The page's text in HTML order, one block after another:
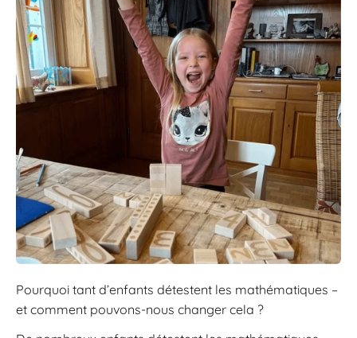
Pourquoi tant d’enfants détestent les mathématiques –
et comment pouvons-nous changer cela ?